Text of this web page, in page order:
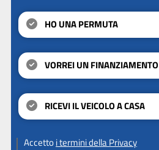
HO UNA PERMUTA
VORREI UN FINANZIAMENTO
RICEVI IL VEICOLO A CASA
Accettoi termini della Privacy